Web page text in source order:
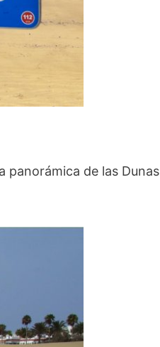
panorámica de las Dunas